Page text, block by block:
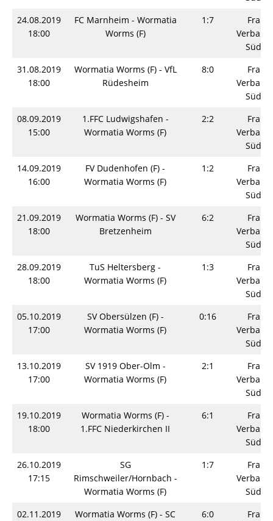
24.08.2019
18:00
FC Marnheim - Wormatia
Worms (F)
1:7
31.08.2019
18:00
Wormatia Worms (F) - VfL
Rüdesheim
8:0
08.09.2019
15:00
1.FFC Ludwigshafen -
Wormatia Worms (F)
2:2
14.09.2019
16:00
FV Dudenhofen (F) -
Wormatia Worms (F)
1:2
21.09.2019
18:00
Wormatia Worms (F) - SV
Bretzenheim
6:2
28.09.2019
18:00
TuS Heltersberg -
Wormatia Worms (F)
1:3
05.10.2019
17:00
SV Obersülzen (F) -
Wormatia Worms (F)
0:16
13.10.2019
17:00
SV 1919 Ober-Olm -
Wormatia Worms (F)
2:1
19.10.2019
18:00
Wormatia Worms (F) -
1.FFC Niederkirchen II
6:1
26.10.2019
17:15
SG
Rimschweiler/Hornbach -
Wormatia Worms (F)
1:7
02.11.2019
Wormatia Worms (F) - SC
6:0